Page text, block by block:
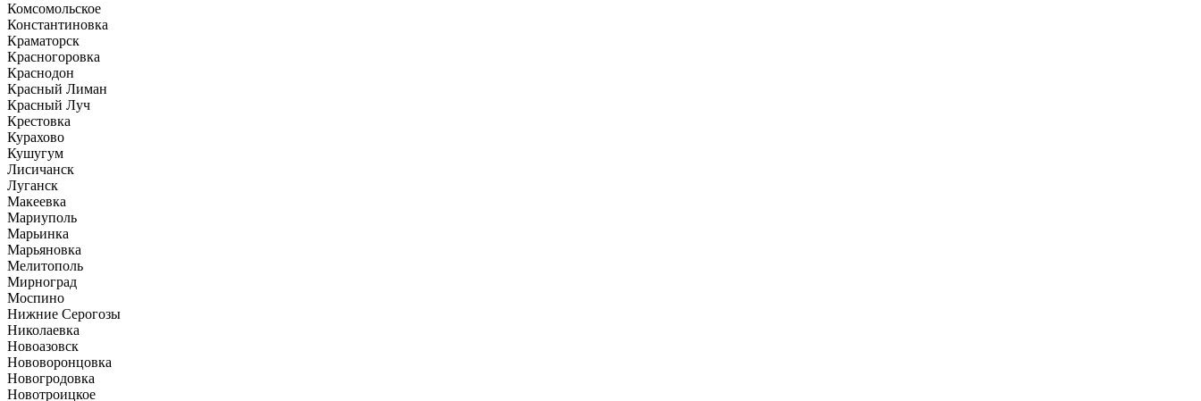
Комсомольское
Константиновка
Краматорск
Красногоровка
Краснодон
Красный Лиман
Красный Луч
Крестовка
Курахово
Кушугум
Лисичанск
Луганск
Макеевка
Мариуполь
Марьинка
Марьяновка
Мелитополь
Мирноград
Моспино
Нижние Серогозы
Николаевка
Новоазовск
Нововоронцовка
Новогродовка
Новотроицкое